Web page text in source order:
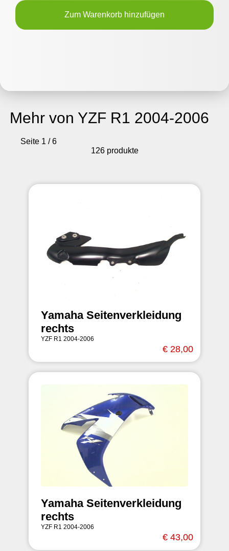
Zum Warenkorb hinzufügen
Mehr von YZF R1 2004-2006
Seite 1 / 6
126 produkte
Yamaha Seitenverkleidung
rechts
YZF R1 2004-2006
€ 28,00
Yamaha Seitenverkleidung
rechts
YZF R1 2004-2006
€ 43,00